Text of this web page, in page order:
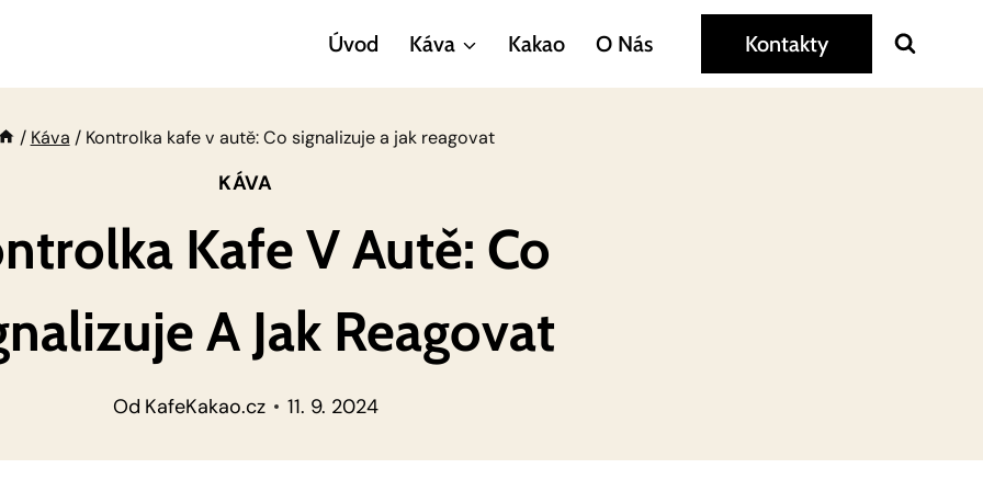
Úvod Káva Kakao O Nás Kontakty
/ Káva / Kontrolka kafe v autě: Co signalizuje a jak reagovat
KÁVA
Kafe V Autě: Co
A Jak Reagovat
Od KafeKakao.cz 11. 9. 2024